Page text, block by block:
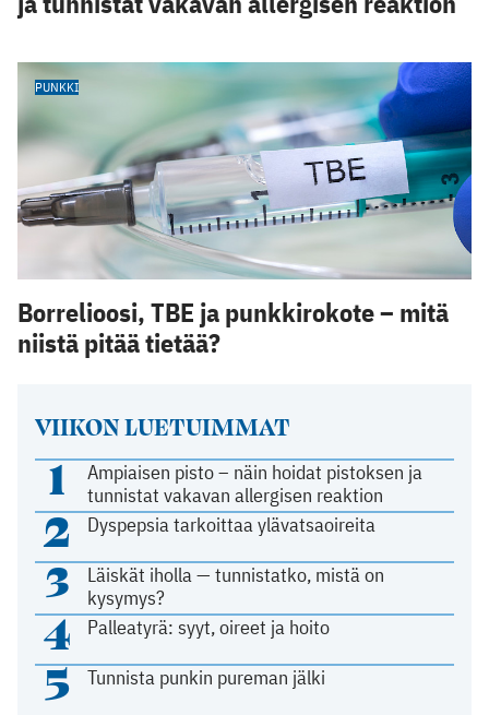
VIIKON LUETUIMMAT
1
Ampiaisen pisto – näin hoidat pistoksen ja
tunnistat vakavan allergisen reaktion
2 Dyspepsia tarkoittaa ylävatsaoireita
3
Läiskät iholla — tunnistatko, mistä on
kysymys?
4 Palleatyrä: syyt, oireet ja hoito
5 Tunnista punkin pureman jälki
PUNKKI
Borrelioosi, TBE ja punkkirokote – mitä
niistä pitää tietää?